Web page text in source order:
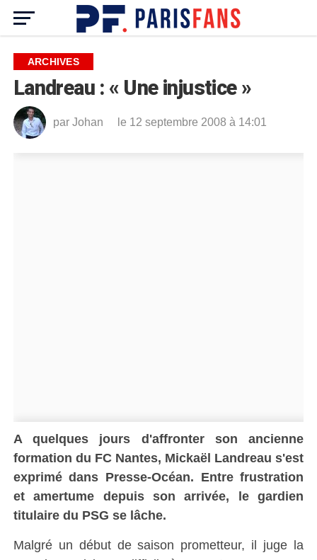
ARCHIVES
Landreau : « Une injustice »
par Johan le 12 septembre 2008 à 14:01
A quelques jours d'affronter son ancienne
formation du FC Nantes, Mickaël Landreau s'est
exprimé dans Presse-Océan. Entre frustration
et amertume depuis son arrivée, le gardien
titulaire du PSG se lâche.
Malgré un début de saison prometteur, il juge la